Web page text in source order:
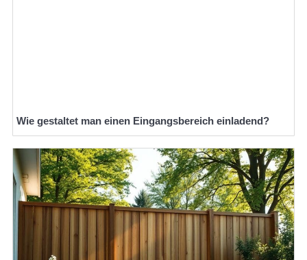
Wie gestaltet man einen Eingangsbereich einladend?